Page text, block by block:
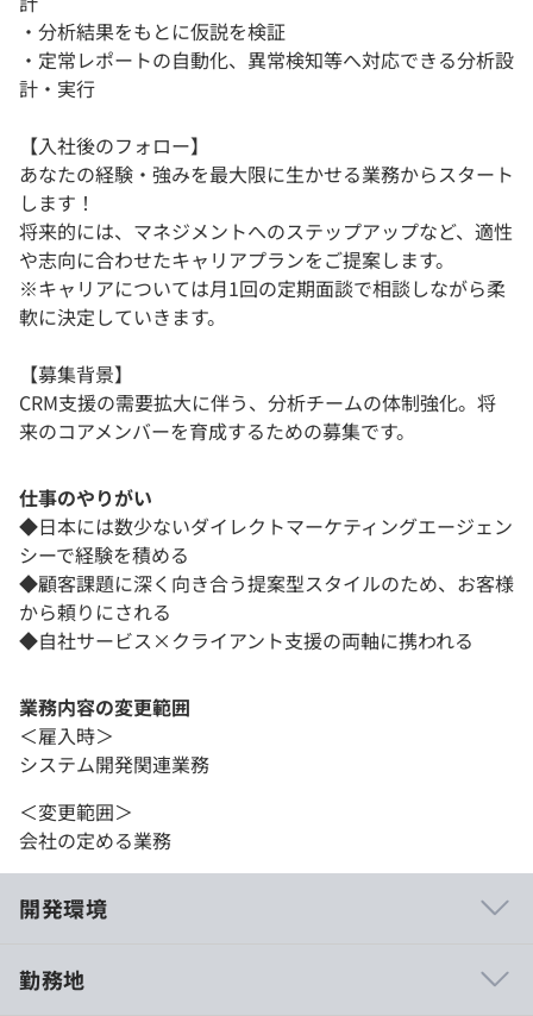
・分析結果をもとに仮説を検証
・定常レポートの自動化、異常検知等へ対応できる分析設
計・実行
【入社後のフォロー】
あなたの経験・強みを最大限に生かせる業務からスタート
します！
将来的には、マネジメントへのステップアップなど、適性
や志向に合わせたキャリアプランをご提案します。
※キャリアについては月1回の定期面談で相談しながら柔
軟に決定していきます。
【募集背景】
CRM支援の需要拡大に伴う、分析チームの体制強化。将
来のコアメンバーを育成するための募集です。
仕事のやりがい
◆日本には数少ないダイレクトマーケティングエージェン
シーで経験を積める
◆顧客課題に深く向き合う提案型スタイルのため、お客様
から頼りにされる
◆自社サービス×クライアント支援の両軸に携われる
業務内容の変更範囲
＜雇入時＞
システム開発関連業務
＜変更範囲＞
会社の定める業務
開発環境
勤務地